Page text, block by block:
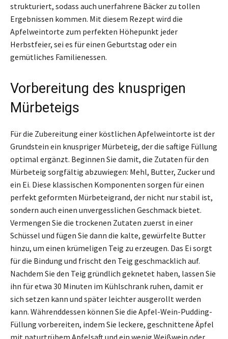
strukturiert, sodass auch unerfahrene Bäcker zu tollen
Ergebnissen kommen. Mit diesem Rezept wird die
Apfelweintorte zum perfekten Höhepunkt jeder
Herbstfeier, sei es für einen Geburtstag oder ein
gemütliches Familienessen.
Vorbereitung des knusprigen
Mürbeteigs
Für die Zubereitung einer köstlichen Apfelweintorte ist der
Grundstein ein knuspriger Mürbeteig, der die saftige Füllung
optimal ergänzt. Beginnen Sie damit, die Zutaten für den
Mürbeteig sorgfältig abzuwiegen: Mehl, Butter, Zucker und
ein Ei. Diese klassischen Komponenten sorgen für einen
perfekt geformten Mürbeteigrand, der nicht nur stabil ist,
sondern auch einen unvergesslichen Geschmack bietet.
Vermengen Sie die trockenen Zutaten zuerst in einer
Schüssel und fügen Sie dann die kalte, gewürfelte Butter
hinzu, um einen krümeligen Teig zu erzeugen. Das Ei sorgt
für die Bindung und frischt den Teig geschmacklich auf.
Nachdem Sie den Teig gründlich geknetet haben, lassen Sie
ihn für etwa 30 Minuten im Kühlschrank ruhen, damit er
sich setzen kann und später leichter ausgerollt werden
kann. Währenddessen können Sie die Apfel-Wein-Pudding-
Füllung vorbereiten, indem Sie leckere, geschnittene Äpfel
mit naturtrübem Apfelsaft und ein wenig Weißwein oder